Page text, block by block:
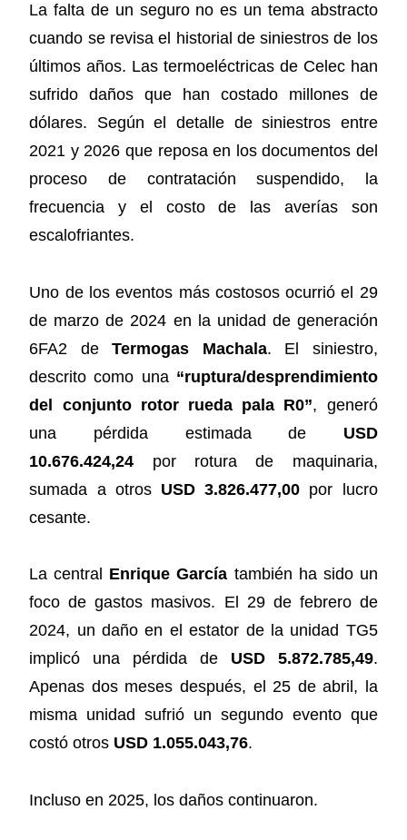
La falta de un seguro no es un tema abstracto
cuando se revisa el historial de siniestros de los
últimos años. Las termoeléctricas de Celec han
sufrido daños que han costado millones de
dólares. Según el detalle de siniestros entre
2021 y 2026 que reposa en los documentos del
proceso de contratación suspendido, la
frecuencia y el costo de las averías son
escalofriantes.
Uno de los eventos más costosos ocurrió el 29
de marzo de 2024 en la unidad de generación
6FA2 deTermogas Machala. El siniestro,
descrito como una “ruptura/desprendimiento
del conjunto rotor rueda pala R0”, generó
una pérdida estimada de USD
10.676.424,24 por rotura de maquinaria,
sumada a otros USD 3.826.477,00 por lucro
cesante.
La central Enrique García también ha sido un
foco de gastos masivos. El 29 de febrero de
2024, un daño en el estator de la unidad TG5
implicó una pérdida de USD 5.872.785,49.
Apenas dos meses después, el 25 de abril, la
misma unidad sufrió un segundo evento que
costó otros USD 1.055.043,76.
Incluso en 2025, los daños continuaron.